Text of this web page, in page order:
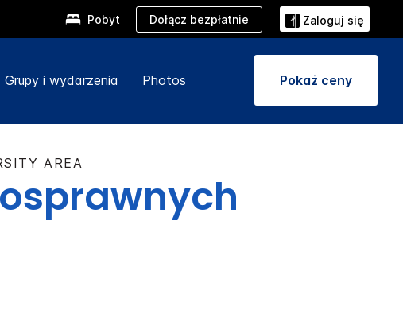
Pobyt Dołącz bezpłatnie Zaloguj się
Grupy i wydarzenia Photos Pokaż ceny
AREA